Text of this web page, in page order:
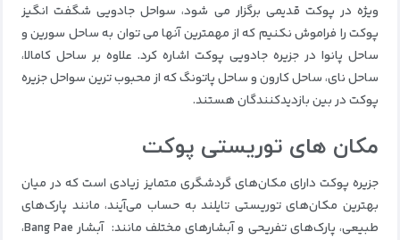
ویژه در پوکت قدیمی برگزار می شود، سواحل جادویی شگفت انگیز
پوکت را فراموش نکنیم که از مهمترین آنها می توان به ساحل سورین و
ساحل پانوا در جزیره جادویی پوکت اشاره کرد. علاوه بر ساحل کامالا،
ساحل نای، ساحل کارون و ساحل پاتونگ که از محبوب ترین سواحل جزیره
پوکت در بین بازدیدکنندگان هستند.
مکان های توریستی پوکت
جزیره پوکت دارای مکان‌های گردشگری متمایز زیادی است که در میان
بهترین مکان‌های توریستی تایلند به حساب می‌آیند، مانند پارک‌های
طبیعی، پارک‌های تفریحی و آبشارهای مختلف مانند: آبشار Bang Pae،